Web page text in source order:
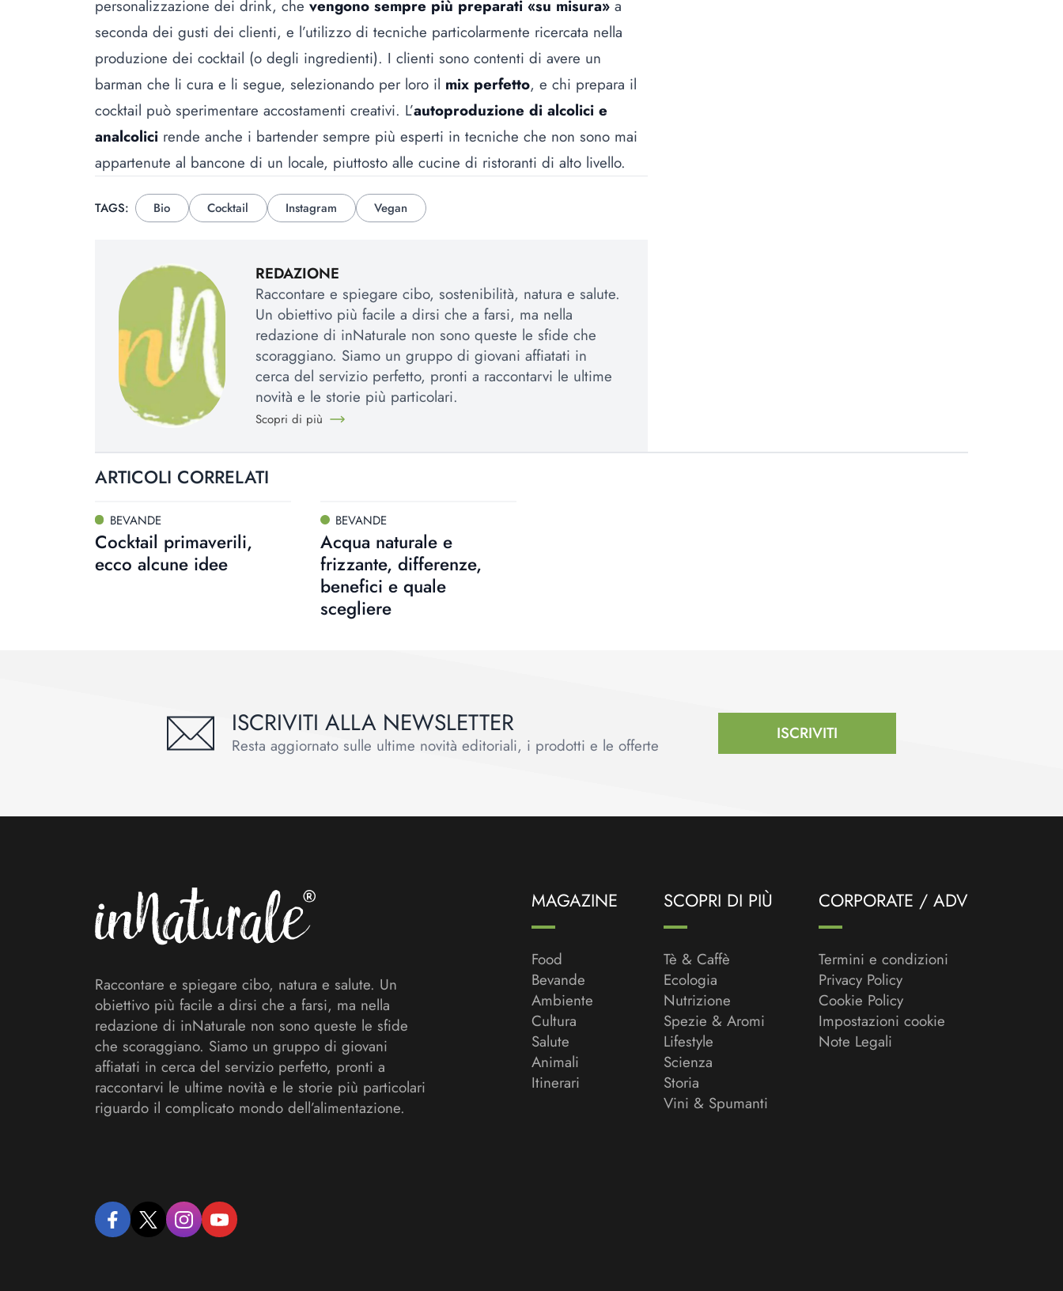
personalizzazione dei drink, che vengono sempre più preparati «su misura» a
seconda dei gusti dei clienti, e l’utilizzo di tecniche particolarmente ricercata nella
produzione dei cocktail (o degli ingredienti). I clienti sono contenti di avere un
barman che li cura e li segue, selezionando per loro il mix perfetto, e chi prepara il
cocktail può sperimentare accostamenti creativi. L’autoproduzione di alcolici e
analcolici rende anche i bartender sempre più esperti in tecniche che non sono mai
appartenute al bancone di un locale, piuttosto alle cucine di ristoranti di alto livello.
TAGS: Bio Cocktail Instagram Vegan
REDAZIONE
Raccontare e spiegare cibo, sostenibilità, natura e salute.
Un obiettivo più facile a dirsi che a farsi, ma nella
redazione di inNaturale non sono queste le sfide che
scoraggiano. Siamo un gruppo di giovani affiatati in
cerca del servizio perfetto, pronti a raccontarvi le ultime
novità e le storie più particolari.
Scopri di più
ARTICOLI CORRELATI
BEVANDE
Cocktail primaverili,
ecco alcune idee
BEVANDE
Acqua naturale e
frizzante, differenze,
benefici e quale
scegliere
ISCRIVITI ALLA NEWSLETTER
Resta aggiornato sulle ultime novità editoriali, i prodotti e le offerte
ISCRIVITI
Raccontare e spiegare cibo, natura e salute. Un
obiettivo più facile a dirsi che a farsi, ma nella
redazione di inNaturale non sono queste le sfide
che scoraggiano. Siamo un gruppo di giovani
affiatati in cerca del servizio perfetto, pronti a
raccontarvi le ultime novità e le storie più particolari
riguardo il complicato mondo dell’alimentazione.
facebooktwitter instagramyoutube
MAGAZINE
Food
Bevande
Ambiente
Cultura
Salute
Animali
Itinerari
SCOPRI DI PIÙ
Tè & Caffè
Ecologia
Nutrizione
Spezie & Aromi
Lifestyle
Scienza
Storia
Vini & Spumanti
CORPORATE / ADV
Termini e condizioni
Privacy Policy
Cookie Policy
Impostazioni cookie
Note Legali